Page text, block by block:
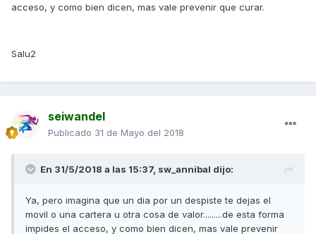
acceso, y como bien dicen, mas vale prevenir que curar.
Salu2
seiwandel
Publicado 31 de Mayo del 2018
En 31/5/2018 a las 15:37, sw_annibal dijo:
Ya, pero imagina que un dia por un despiste te dejas el
movil o una cartera u otra cosa de valor.........de esta forma
impides el acceso, y como bien dicen, mas vale prevenir